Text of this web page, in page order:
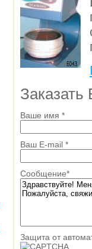
Ваше имя *
Ваш E-mail *
Сообщение*
Защита от